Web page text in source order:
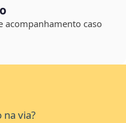
acompanhamento caso
na via?